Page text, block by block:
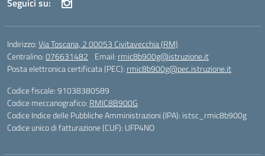
Seguici su:
Indirizzo:Via Toscana, 2 00053 Civitavecchia (RM)
Centralino:076631482 Email: rmic8b900g@istruzione.it
Posta elettronica certificata (PEC): rmic8b900g@pec.istruzione.it
Codice fiscale: 91038380589
Codice meccanografico: RMIC8B900G
Codice Indice delle Pubbliche Amministrazioni (IPA): istsc_rmic8b900g
Codice unico di fatturazione (CUF): UFP4NO